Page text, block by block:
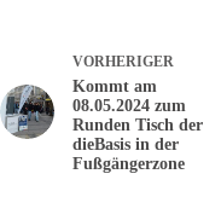
VORHERIGER
Kommt am
08.05.2024 zum
Runden Tisch der
dieBasis in der
Fußgängerzone